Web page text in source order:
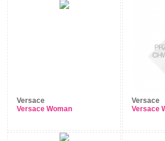
Versace
Versace Woman
Versace
Versace